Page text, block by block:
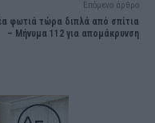
Επόμενο άρθρο
φωτιά τώρα διπλά από σπίτια
– Μήνυμα 112 για απομάκρυνση